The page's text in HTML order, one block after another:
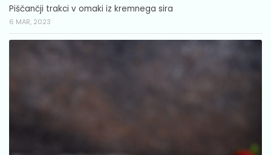
Piščančji trakci v omaki iz kremnega sira
6 MAR, 2023